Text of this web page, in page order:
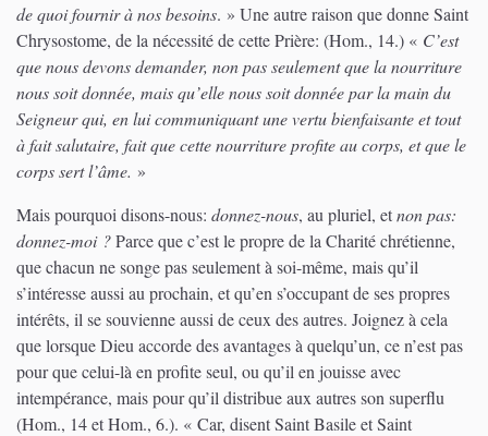
de quoi fournir à nos besoins. » Une autre raison que donne Saint
Chrysostome, de la nécessité de cette Prière: (Hom., 14.) « C’est
que nous devons demander, non pas seulement que la nourriture
nous soit donnée, mais qu’elle nous soit donnée par la main du
Seigneur qui, en lui communiquant une vertu bienfaisante et tout
à fait salutaire, fait que cette nourriture profite au corps, et que le
corps sert l’âme. »
Mais pourquoi disons-nous: donnez-nous, au pluriel, etnon pas:
donnez-moi ?Parce que c’est le propre de la Charité chrétienne,
que chacun ne songe pas seulement à soi-même, mais qu’il
s’intéresse aussi au prochain, et qu’en s’occupant de ses propres
intérêts, il se souvienne aussi de ceux des autres. Joignez à cela
que lorsque Dieu accorde des avantages à quelqu’un, ce n’est pas
pour que celui-là en profite seul, ou qu’il en jouisse avec
intempérance, mais pour qu’il distribue aux autres son superflu
(Hom., 14 et Hom., 6.). « Car, disent Saint Basile et Saint